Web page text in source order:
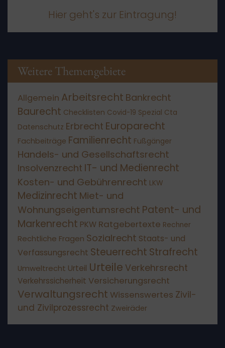
Hier geht's zur Eintragung!
Weitere Themengebiete
Allgemein Arbeitsrecht Bankrecht
Baurecht Checklisten Covid-19 Spezial Cta
Datenschutz Erbrecht Europarecht
Fachbeiträge Familienrecht Fußgänger
Handels- und Gesellschaftsrecht
Insolvenzrecht IT- und Medienrecht
Kosten- und Gebührenrecht LKW
Medizinrecht Miet- und
Wohnungseigentumsrecht Patent- und
Markenrecht PKW Ratgebertexte Rechner
Rechtliche Fragen Sozialrecht Staats- und
Verfassungsrecht Steuerrecht Strafrecht
Umweltrecht Urteil Urteile Verkehrsrecht
Verkehrssicherheit Versicherungsrecht
Verwaltungsrecht Wissenswertes Zivil-
und Zivilprozessrecht Zweiräder